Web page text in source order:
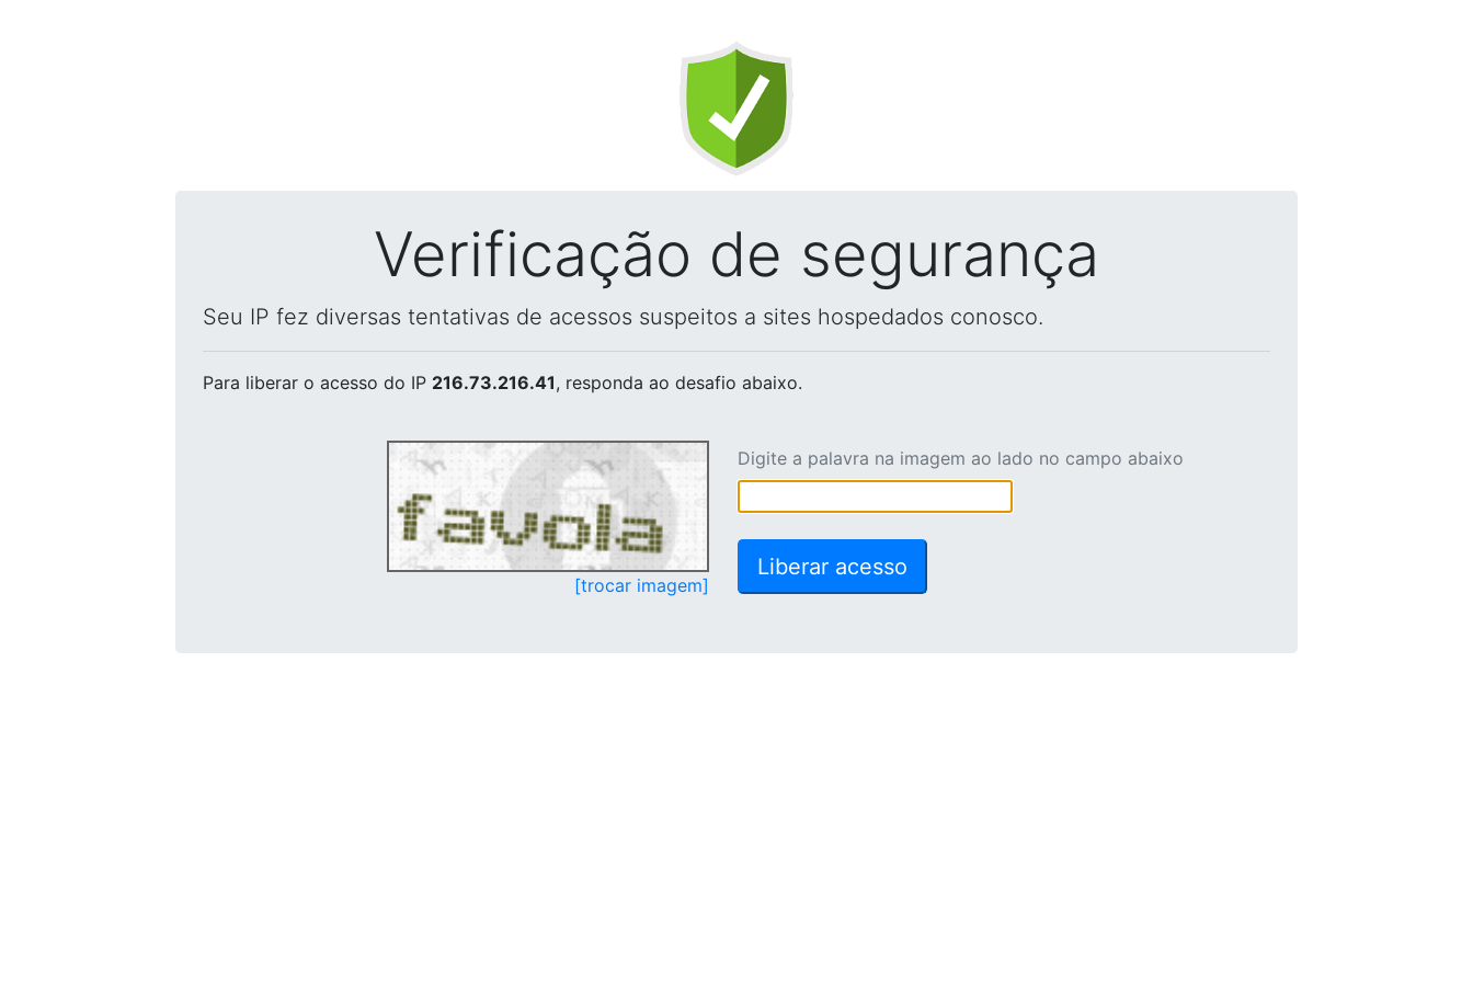
Verificação de segurança
Seu IP fez diversas tentativas de acessos suspeitos a sites hospedados conosco.
Para liberar o acesso do IP 216.73.216.41, responda ao desafio abaixo.
[trocar imagem]
Digite a palavra na imagem ao lado no campo abaixo